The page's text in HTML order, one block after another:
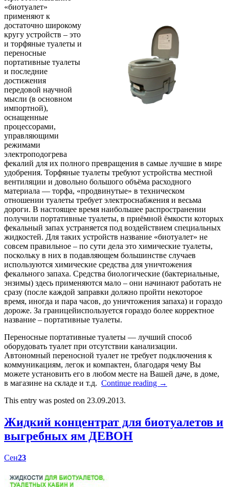
«биотуалет»
применяют к
достаточно широкому
кругу устройств – это
и торфяные туалеты и
переносные
портативные туалеты
и последние
достижения
передовой научной
мысли (в основном
импортной),
оснащенные
процессорами,
управляющими
режимами
электроподогрева
фекалий для их полного превращения в самые лучшие в мире
удобрения. Торфяные туалеты требуют устройства местной
вентиляции и довольно большого объёма расходного
материала — торфа, «продвинутые» в техническом
отношении туалеты требует электроснабжения и весьма
дороги. В настоящее время наибольшее распространении
получили портативные туалеты, в приёмной ёмкости которых
фекальный запах устраняется под воздействием специальных
жидкостей. Для таких устройств название «биотуалет» не
совсем правильное – по сути дела это химические туалеты,
поскольку в них в подавляющем большинстве случаев
используются химические средства для уничтожения
фекального запаха. Средства биологические (бактериальные,
энзимы) здесь применяются мало – они начинают работать не
сразу (после каждой заправки должно пройти некоторое
время, иногда и пара часов, до уничтожения запаха) и гораздо
дороже. За границейиспользуется гораздо более корректное
название – портативные туалеты.
Переносные портативные туалеты — лучший способ
оборудовать туалет при отсутствии канализации.
Автономный переносной туалет не требует подключения к
коммуникациям, легок и компактен, благодаря чему Вы
можете установить его в любом месте на Вашей даче, в доме,
в магазине на складе и т.д. Continue reading →
This entry was posted on 23.09.2013.
Жидкий концентрат для биотуалетов и
выгребных ям ДЕВОН
Сен23